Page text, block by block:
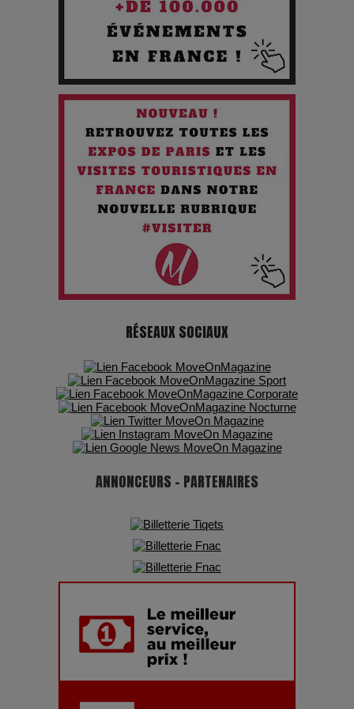
Quand l'Opéra Rencontre l'IA : Lola Volonakis, l'Artiste du
Paradoxe qui Chante le Futur
Chien 51 - Quand l’IA prend le pouvoir : une plongée dans un
futur troublant
Maïra Kerey, la “voix d’or du Kazakhstan”, célèbre ses 30
ans de carrière à la Salle Gaveau
Les dessous de la fast fashion : un désastre écologique en
7 Techniques Secrètes des Photographes de Stars
Adieu Jean-Pat : rire au bord du précipice
Pharaonic Festival 2025 : 10 ans d’électro sous les
montagnes, une fête à ne pas manquer
RÉSEAUX SOCIAUX
ANNONCEURS - PARTENAIRES